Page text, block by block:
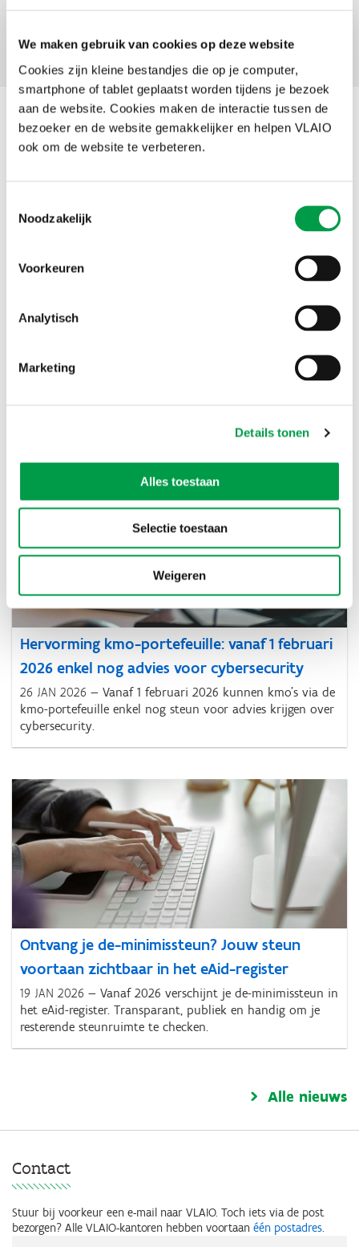
We maken gebruik van cookies op deze website
Cookies zijn kleine bestandjes die op je computer,
smartphone of tablet geplaatst worden tijdens je bezoek
aan de website. Cookies maken de interactie tussen de
bezoeker en de website gemakkelijker en helpen VLAIO
ook om de website te verbeteren.
Noodzakelijk
Voorkeuren
Analytisch
Marketing
Details tonen
Alles toestaan
Selectie toestaan
Weigeren
Facebook
X LinkedIn
EmailWhatsApp
Share
Nieuws
misleidende beloftes
Hervorming kmo-portefeuille: vanaf 1 februari
2026 enkel nog advies voor cybersecurity
26 JAN 2026
Vanaf 1 februari 2026 kunnen kmo’s via de
kmo-portefeuille enkel nog steun voor advies krijgen over
cybersecurity.
Ontvang je de-minimissteun? Jouw steun
voortaan zichtbaar in het eAid-register
19 JAN 2026
Vanaf 2026 verschijnt je de-minimissteun in
het eAid-register. Transparant, publiek en handig om je
resterende steunruimte te checken.
Alle nieuws
Contact
Stuur bij voorkeur een e-mail naar VLAIO. Toch iets via de post
bezorgen? Alle VLAIO-kantoren hebben voortaan één postadres.